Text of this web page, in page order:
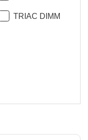
TRIAC DIMM